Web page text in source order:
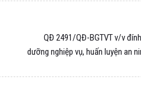
QĐ 2491/QĐ-BGTVT v/v
dưỡng nghiệp vụ, huấn luyện an